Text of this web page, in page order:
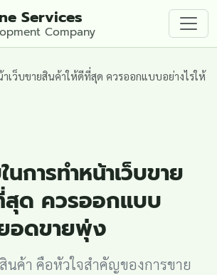
Services
Company
เว็บขายสินค้าให้ดีที่สุด ควรออกแบบอย่างไรให้
การทำหน้าเว็บขาย
สุด ควรออกแบบ
อดขายพุ่ง
ค้า คือหัวใจสำคัญของการขาย